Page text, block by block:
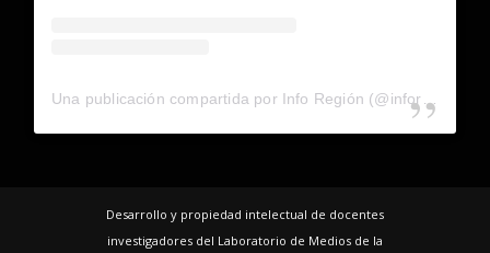
Desarrollo y propiedad intelectual de docentes
investigadores del Laboratorio de Medios de la